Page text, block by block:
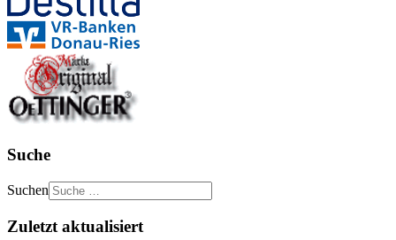
Suche
Suchen
Zuletzt aktualisiert